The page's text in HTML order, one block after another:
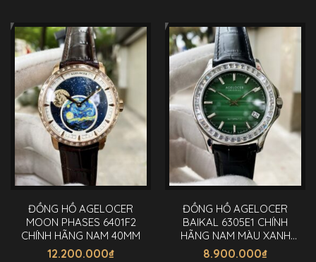
ĐỒNG HỒ AGELOCER
MOON PHASES 6401F2
CHÍNH HÃNG NAM 40MM
12.200.000₫
ĐỒNG HỒ AGELOCER
BAIKAL 6305E1 CHÍNH
HÃNG NAM MÀU XANH
40MM
8.900.000₫